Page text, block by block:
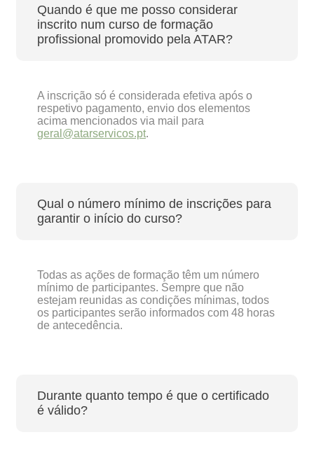
Quando é que me posso considerar
inscrito num curso de formação
profissional promovido pela ATAR?
A inscrição só é considerada efetiva após o
respetivo pagamento, envio dos elementos
acima mencionados via mail para
geral@atarservicos.pt.
Qual o número mínimo de inscrições para
garantir o início do curso?
Todas as ações de formação têm um número
mínimo de participantes. Sempre que não
estejam reunidas as condições mínimas, todos
os participantes serão informados com 48 horas
de antecedência.
Durante quanto tempo é que o certificado
é válido?